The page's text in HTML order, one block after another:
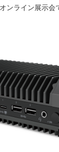
ンライン展示会